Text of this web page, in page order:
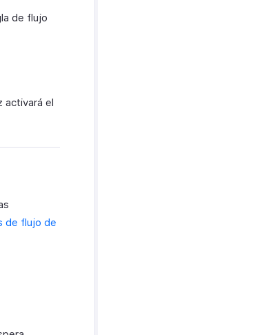
de flujo
activará el
de flujo de